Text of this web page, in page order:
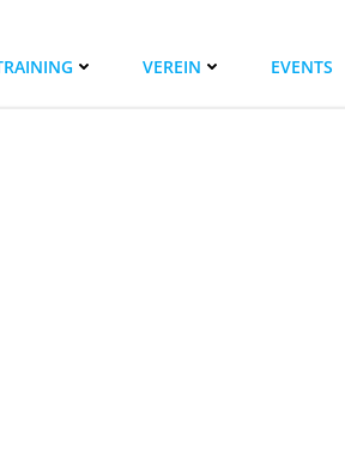
VEREIN EVENTS